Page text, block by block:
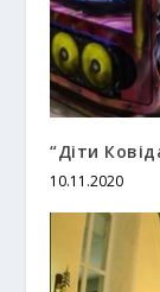
“Діти
10.11.2020